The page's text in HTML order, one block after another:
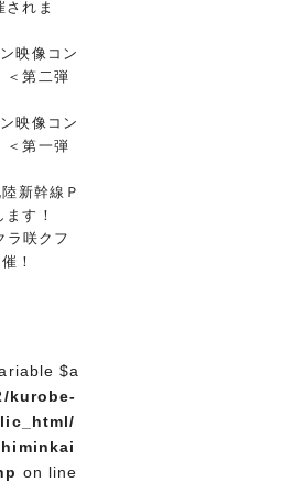
されま
映像コン
第二弾
映像コン
第一弾
新幹線Ｐ
す！
ラ咲クフ
！
$a
kurobe-
on line